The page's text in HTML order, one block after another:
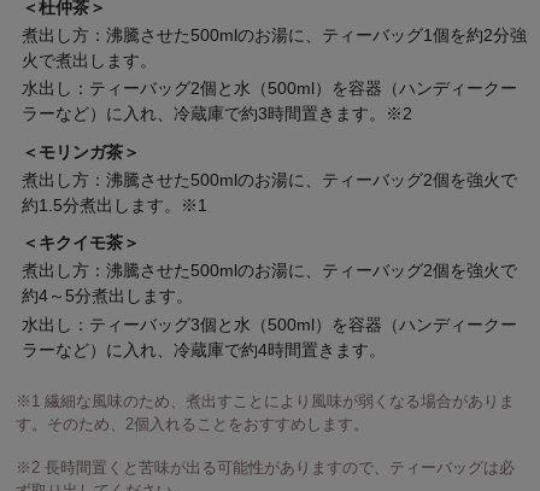
＜杜仲茶＞
煮出し方：沸騰させた500mlのお湯に、ティーバッグ1個を約2分強
火で煮出します。
水出し：ティーバッグ2個と水（500ml）を容器（ハンディークー
ラーなど）に入れ、冷蔵庫で約3時間置きます。※2
＜モリンガ茶＞
煮出し方：沸騰させた500mlのお湯に、ティーバッグ2個を強火で
約1.5分煮出します。※1
＜キクイモ茶＞
煮出し方：沸騰させた500mlのお湯に、ティーバッグ2個を強火で
約4～5分煮出します。
水出し：ティーバッグ3個と水（500ml）を容器（ハンディークー
ラーなど）に入れ、冷蔵庫で約4時間置きます。
※1 繊細な風味のため、煮出すことにより風味が弱くなる場合がありま
す。そのため、2個入れることをおすすめします。
※2 長時間置くと苦味が出る可能性がありますので、ティーバッグは必